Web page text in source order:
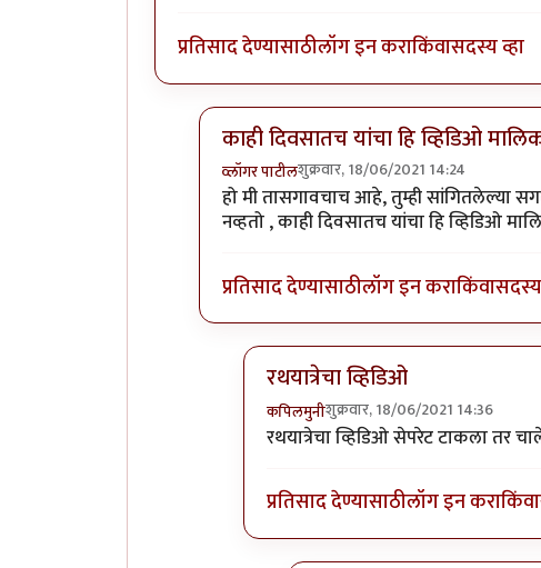
प्रतिसाद देण्यासाठीलॉग इन कराकिंवासदस्य व्हा
काही दिवसातच यांचा हि व्हिडिओ
व्लॉगर पाटीलशुक्रवार, 18/06/2021 14:24
In reply toताकारी स्टेशनजवळ सोमेश्वर
हो मी तासगावचाच आहे, तुम्ही सांगितलेल्या
नव्हतो , काही दिवसातच यांचा हि व्हिडिओ
प्रतिसाद देण्यासाठीलॉग इन कराकिंवा
रथयात्रेचा व्हिडिओ
कपिलमुनीशुक्रवार, 18/06/2021 14:36
In reply toकाही दिवसातच यांचा हि
रथयात्रेचा व्हिडिओ सेपरेट टाकला तर
प्रतिसाद देण्यासाठीलॉग इन कराकिंवा